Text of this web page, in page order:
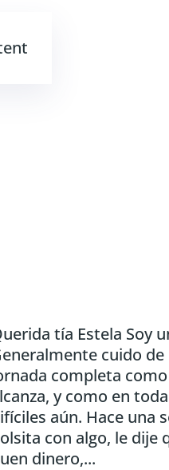
tía Estela Soy
cuido
completa
y como en
aún. Hace una
con algo, le dije
dinero,...